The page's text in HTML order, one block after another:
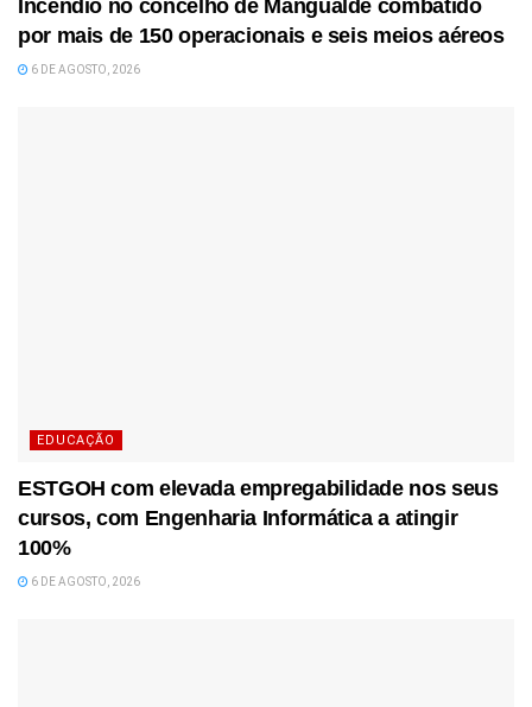
Incêndio no concelho de Mangualde combatido
por mais de 150 operacionais e seis meios aéreos
6 DE AGOSTO, 2026
EDUCAÇÃO
ESTGOH com elevada empregabilidade nos seus
cursos, com Engenharia Informática a atingir
100%
6 DE AGOSTO, 2026